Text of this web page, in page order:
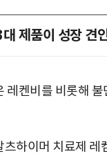
제품이 성장 견
레켄비를 비롯해
하이머 치료제